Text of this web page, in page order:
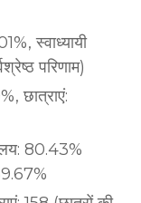
स्वाध्यायी
परिणाम)
छात्राएं:
80.43%